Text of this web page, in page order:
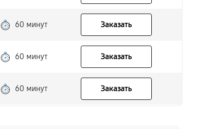
60 минут Заказать
60 минут Заказать
60 минут Заказать